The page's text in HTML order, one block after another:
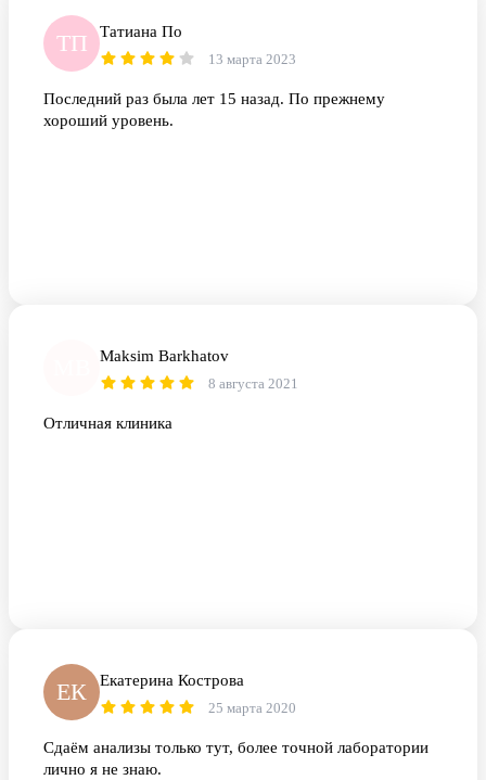
ТП Татиана По
13 марта 2023
Последний раз была лет 15 назад. По прежнему
хороший уровень.
Maksim Barkhatov
8 августа 2021
Отличная клиника
ЕК Екатерина Кострова
25 марта 2020
Сдаём анализы только тут, более точной лаборатории
лично я не знаю.